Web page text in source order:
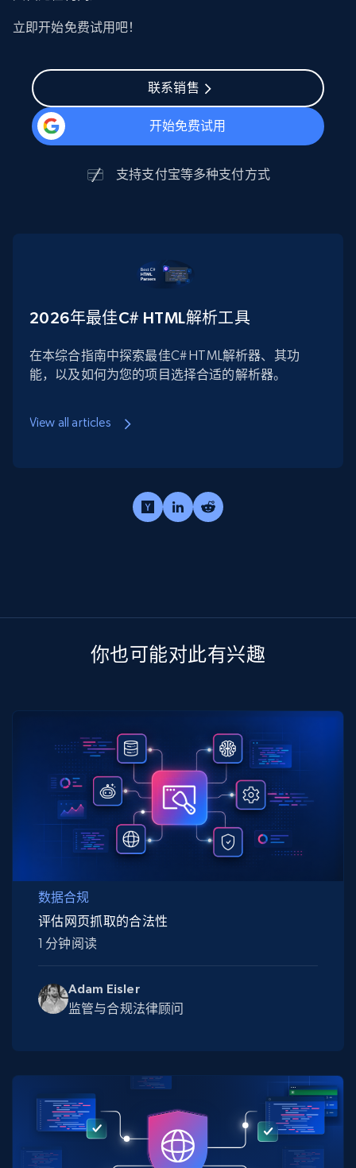
立即开始免费试用吧！
联系销售
开始免费试用
支持支付宝等多种支付方式
2026年最佳C# HTML解析工具
在本综合指南中探索最佳C# HTML解析器、其功
能，以及如何为您的项目选择合适的解析器。
View all articles
你也可能对此有兴趣
数据合规
Adam Eisler
监管与合规法律顾问
评估网页抓取的合法性
1 分钟阅读